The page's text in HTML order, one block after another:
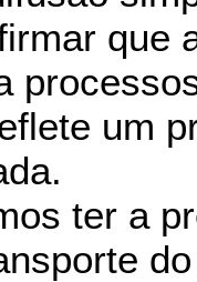
que
um
ter a